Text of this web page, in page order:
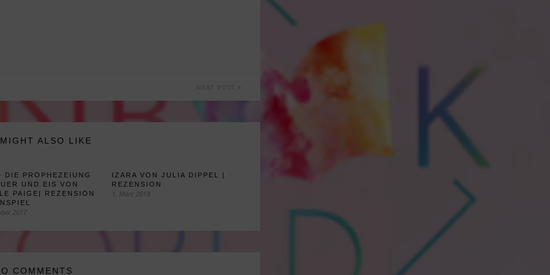
NEXT POST
ALSO LIKE
DIE PROPHEZEIUNG
UND EIS VON
PAIGE| REZENSION
2017
IZARA VON JULIA DIPPEL |
REZENSION
1. März 2018
COMMENTS